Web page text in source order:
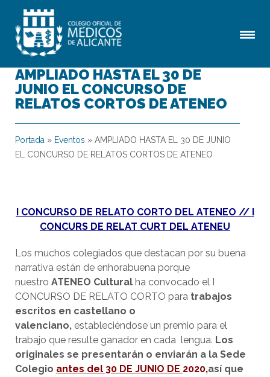
AMPLIADO HASTA EL 30 DE
JUNIO EL CONCURSO DE
RELATOS CORTOS DE ATENEO
Portada » Eventos » AMPLIADO HASTA EL 30 DE JUNIO
EL CONCURSO DE RELATOS CORTOS DE ATENEO
I CONCURSO DE RELATO CORTO DEL ATENEO // I
CONCURS DE RELAT CURT DEL ATENEU
Los muchos colegiados que destacan por su buena
narrativa están de enhorabuena porque
nuestro ATENEO Cultural ha convocado el I
CONCURSO DE RELATO CORTO para trabajos
escritos en castellano o
valenciano, estableciéndose un premio para el
trabajo que resulte ganador en cada lengua. Los
originales se presentarán o enviarán a la Sede
Colegio antes del 30 DE JUNIO DE 2020,así que